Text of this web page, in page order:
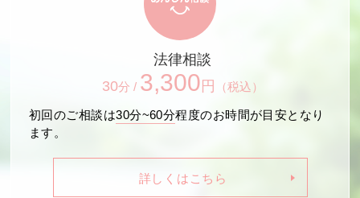
法律相談
30分 / 3,300 円 （税込）
初回のご相談は30分~60分程度のお時間が目安となり
ます。
詳しくはこちら